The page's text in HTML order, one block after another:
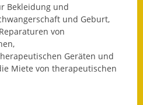
Behördenadressen
Beratungsstellen im
Landkreis
Dienstleistungen
Bekleidung und
und Geburt,
von
Geräten und
Miete von therapeutischen